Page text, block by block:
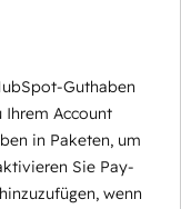
Guthaben
Ihrem Account
in Paketen, um
Sie Pay-
wenn